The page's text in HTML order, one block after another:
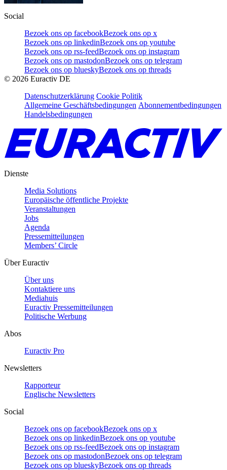
Social
Bezoek ons op facebookBezoek ons op x
Bezoek ons op linkedinBezoek ons op youtube
Bezoek ons op rss-feedBezoek ons op instagram
Bezoek ons op mastodonBezoek ons op telegram
Bezoek ons op blueskyBezoek ons op threads
© 2026 Euractiv DE
Datenschutzerklärung Cookie Politik
Allgemeine Geschäftsbedingungen Abonnementbedingungen
Handelsbedingungen
Dienste
Media Solutions
Europäische öffentliche Projekte
Veranstaltungen
Jobs
Agenda
Pressemitteilungen
Members’ Circle
Über Euractiv
Über uns
Kontaktiere uns
Mediahuis
Euractiv Pressemitteilungen
Politische Werbung
Abos
Euractiv Pro
Newsletters
Rapporteur
Englische Newsletters
Social
Bezoek ons op facebookBezoek ons op x
Bezoek ons op linkedinBezoek ons op youtube
Bezoek ons op rss-feedBezoek ons op instagram
Bezoek ons op mastodonBezoek ons op telegram
Bezoek ons op blueskyBezoek ons op threads